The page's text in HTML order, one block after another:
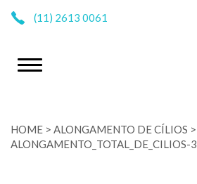
(11) 2613 0061
HOME > ALONGAMENTO DE CÍLIOS >
ALONGAMENTO_TOTAL_DE_CILIOS-3